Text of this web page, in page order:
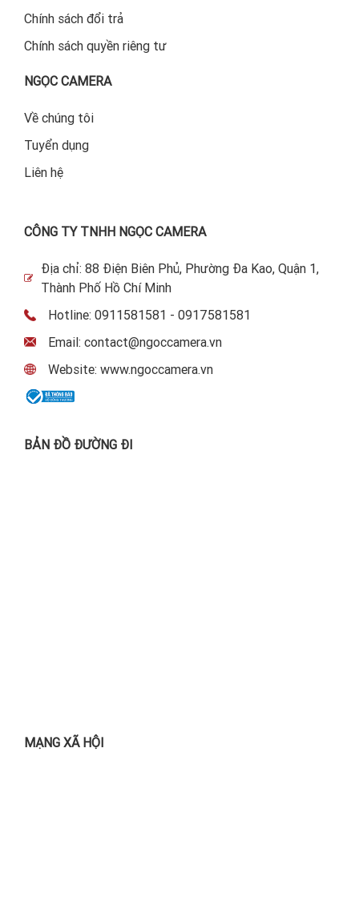
Chính sách đổi trả
Chính sách quyền riêng tư
NGỌC CAMERA
Về chúng tôi
Tuyển dụng
Liên hệ
CÔNG TY TNHH NGỌC CAMERA
Địa chỉ: 88 Điện Biên Phủ, Phường Đa Kao, Quận 1,
Thành Phố Hồ Chí Minh
Hotline: 0911581581 - 0917581581
Email: contact@ngoccamera.vn
Website: www.ngoccamera.vn
BẢN ĐỒ ĐƯỜNG ĐI
MẠNG XÃ HỘI